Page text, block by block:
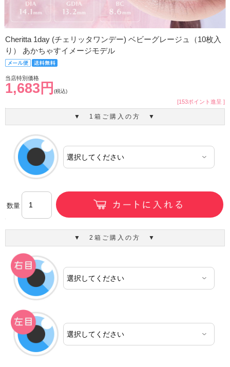
Cheritta 1day (チェリッタワンデー) ベビーグレージュ（10枚入
り） あかちゃすイメージモデル
当店特別価格
1,683円 (税込)
[153ポイント進呈 ]
▼ 1箱ご購入の方 ▼
数量
▼ 2箱ご購入の方 ▼